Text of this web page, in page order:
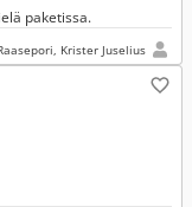
paketissa.
Krister Juselius